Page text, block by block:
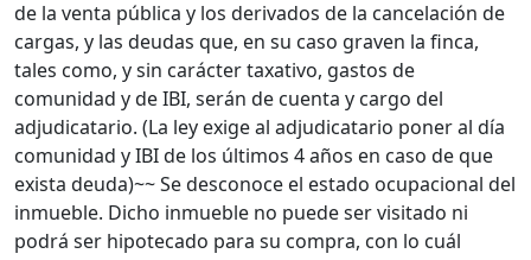
de la venta pública y los derivados de la cancelación de
cargas, y las deudas que, en su caso graven la finca,
tales como, y sin carácter taxativo, gastos de
comunidad y de IBI, serán de cuenta y cargo del
adjudicatario. (La ley exige al adjudicatario poner al día
comunidad y IBI de los últimos 4 años en caso de que
exista deuda)~~ Se desconoce el estado ocupacional del
inmueble. Dicho inmueble no puede ser visitado ni
podrá ser hipotecado para su compra, con lo cuál